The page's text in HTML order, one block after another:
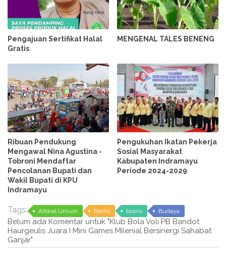
Pengajuan Sertifikat Halal
Gratis
MENGENAL TALES BENENG
Ribuan Pendukung
Mengawal Nina Agustina -
Tobroni Mendaftar
Pencolanan Bupati dan
Wakil Bupati di KPU
Indramayu
Pengukuhan Ikatan Pekerja
Sosial Masyarakat
Kabupaten Indramayu
Periode 2024-2029
Tags: Artikel Umum Berita bisnis Budaya
Belum ada Komentar untuk "Klub Bola Voli PB Bandot
Haurgeulis Juara I Mini Games Milenial Bersinergi Sahabat
Ganjar"